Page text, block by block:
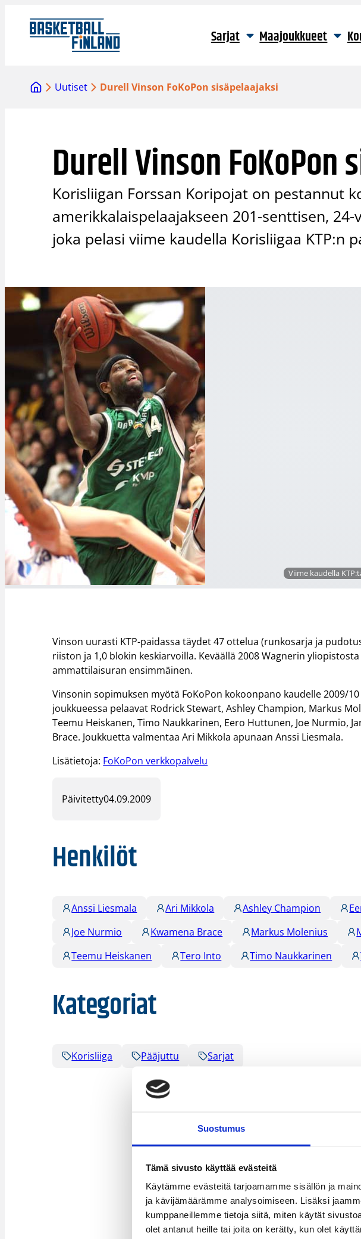
Suostumus
Tämä sivusto käyttää evästeitä
Käytämme evästeitä tarjoamamme sisällön ja
ja kävijämäärämme analysoimiseen. Lisäksi
kumppaneillemme tietoja siitä, miten käytät
olet antanut heille tai joita on kerätty, kun olet
sisältöön
Sarjat Maajoukkueet
Uutiset Durell Vinson FoKoPon sisäpelaajaksi
Durell Vinson FoKoPon
Korisliigan Forssan Koripojat on pestannut
amerikkalaispelaajakseen 201-senttisen,
joka pelasi viime kaudella Korisliigaa KTP:n
Viime kaudella
Vinson uurasti KTP-paidassa täydet 47 ottelua (runkosarja ja
riiston ja 1,0 blokin keskiarvoilla. Keväällä 2008 Wagnerin
ammattilaisuran ensimmäinen.
Vinsonin sopimuksen myötä FoKoPon kokoonpano kaudelle 2009/
joukkueessa pelaavat Rodrick Stewart, Ashley Champion, Markus
Teemu Heiskanen, Timo Naukkarinen, Eero Huttunen, Joe Nurmio,
Brace. Joukkuetta valmentaa Ari Mikkola apunaan Anssi Liesmala.
Lisätietoja: FoKoPon verkkopalvelu
Päivitetty04.09.2009
Henkilöt
Anssi Liesmala Ari Mikkola Ashley Champion
Joe Nurmio
Kwamena Brace Markus Molenius
Teemu Heiskanen
Tero Into Timo Naukkarinen
Kategoriat
Korisliiga Pääjuttu Sarjat